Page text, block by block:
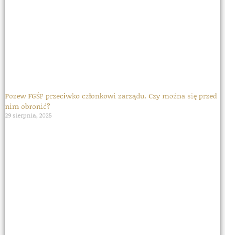
Pozew FGŚP przeciwko członkowi zarządu. Czy można się przed
nim obronić?
29 sierpnia, 2025